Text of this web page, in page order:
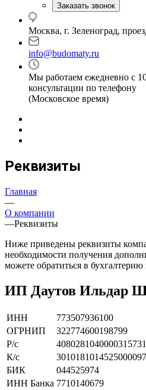
Заказать звонок
Москва, г. Зеленоград,
info@budomaty.ru
Мы работаем ежедневно с
консультации по телефону
(Московское время)
Реквизиты
Главная
—
О компании
—Реквизиты
Ниже приведены реквизиты
необходимости получения
можете обратиться в бухгалтерию
ИП Даутов Ильдар
ИНН
773507936100
ОГРНИП
322774600198799
Р/с
К/с
БИК
044525974
ИНН Банка 7710140679